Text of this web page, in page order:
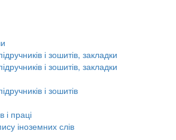
і зошитів, закладки
і зошитів, закладки
і зошитів
і праці
іноземних слів